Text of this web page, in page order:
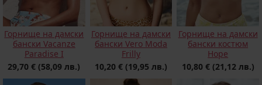
Горнище на дамски
бански Vacanze
Paradise I
29,70 € (58,09 лв.)
Горнище на дамски
бански Vero Moda
Frilly
10,20 € (19,95 лв.)
Горнище на дамски
бански костюм
Hope
10,80 € (21,12 лв.)